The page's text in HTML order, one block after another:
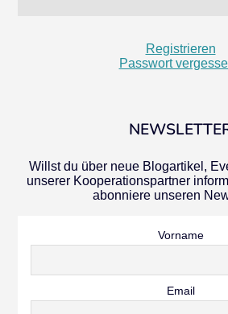
Registrieren
Passwort
Willst du über neue Blogartikel,
unserer Kooperationspartner
abonniere unseren
Vorname
Email